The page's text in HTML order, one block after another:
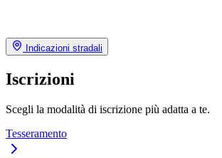
Indicazioni stradali
Iscrizioni
Scegli la modalità di iscrizione più adatta a te.
Tesseramento